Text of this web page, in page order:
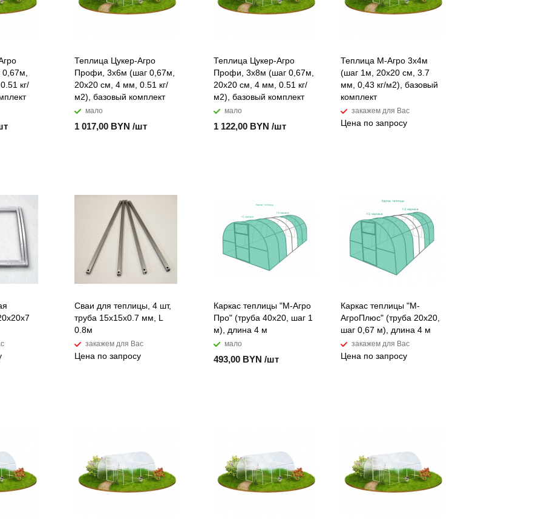
кг/
Теплица Цукер-Агро
Профи, 3x6м (шаг 0,67м,
20x20 см, 4 мм, 0.51 кг/
м2), базовый комплект
мало
1 017,00 BYN /шт
Теплица Цукер-Агро
Профи, 3x8м (шаг 0,67м,
20x20 см, 4 мм, 0.51 кг/
м2), базовый комплект
мало
1 122,00 BYN /шт
Теплица М-Агро 3x4м
(шаг 1м, 20x20 см, 3.7
мм, 0,43 кг/м2), базовый
комплект
закажем для Вас
Цена по запросу
Сваи для теплицы, 4 шт,
труба 15x15x0.7 мм, L
0.8м
закажем для Вас
Цена по запросу
Каркас теплицы "М-Агро
Про" (труба 40х20, шаг 1
м), длина 4 м
мало
493,00 BYN /шт
Каркас теплицы "М-
АгроПлюс" (труба 20х20,
шаг 0,67 м), длина 4 м
закажем для Вас
Цена по запросу